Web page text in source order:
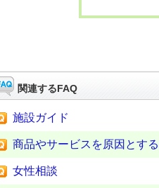
関連するFAQ
施設ガイド
商品やサービスを原因とす
女性相談